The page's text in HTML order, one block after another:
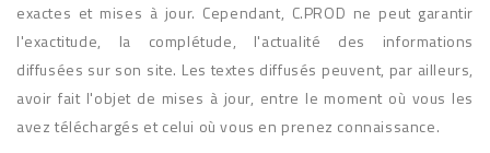
exactes et mises à jour. Cependant, C.PROD ne peut garantir
l'exactitude, la complétude, l'actualité des informations
diffusées sur son site. Les textes diffusés peuvent, par ailleurs,
avoir fait l'objet de mises à jour, entre le moment où vous les
avez téléchargés et celui où vous en prenez connaissance.